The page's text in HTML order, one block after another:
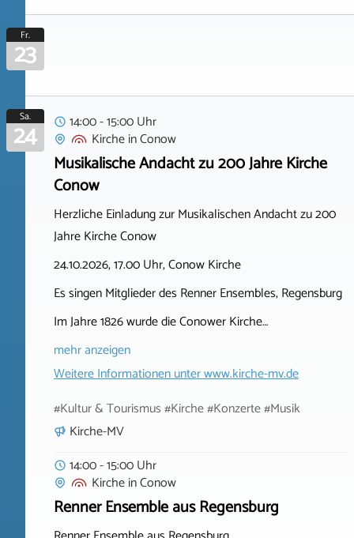
Fr.
23
Sa.
24
14:00 - 15:00 Uhr
KircheinConow
Musikalische Andacht zu 200 Jahre Kirche
Conow
Herzliche Einladung zur Musikalischen Andacht zu 200
Jahre Kirche Conow
24.10.2026, 17.00 Uhr, Conow Kirche
Es singen Mitglieder des Renner Ensembles, Regensburg
Im Jahre 1826 wurde die Conower Kirche…
mehr anzeigen
Weitere Informationen unterwww.kirche-mv.de
#Kultur & Tourismus #Kirche #Konzerte #Musik
Kirche-MV
14:00 - 15:00 Uhr
KircheinConow
Renner Ensemble aus Regensburg